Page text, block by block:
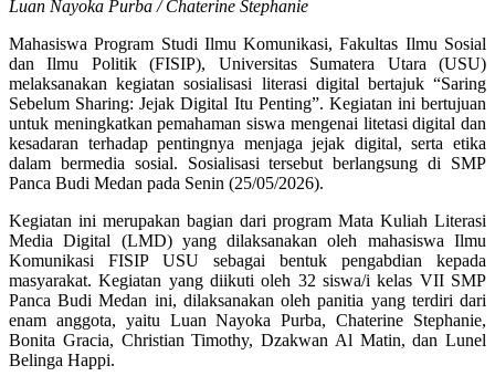
Luan Nayoka Purba / Chaterine Stephanie
Mahasiswa Program Studi Ilmu Komunikasi, Fakultas Ilmu Sosial
dan Ilmu Politik (FISIP), Universitas Sumatera Utara (USU)
melaksanakan kegiatan sosialisasi literasi digital bertajuk “Saring
Sebelum Sharing: Jejak Digital Itu Penting”. Kegiatan ini bertujuan
untuk meningkatkan pemahaman siswa mengenai litetasi digital dan
kesadaran terhadap pentingnya menjaga jejak digital, serta etika
dalam bermedia sosial. Sosialisasi tersebut berlangsung di SMP
Panca Budi Medan pada Senin (25/05/2026).
Kegiatan ini merupakan bagian dari program Mata Kuliah Literasi
Media Digital (LMD) yang dilaksanakan oleh mahasiswa Ilmu
Komunikasi FISIP USU sebagai bentuk pengabdian kepada
masyarakat. Kegiatan yang diikuti oleh 32 siswa/i kelas VII SMP
Panca Budi Medan ini, dilaksanakan oleh panitia yang terdiri dari
enam anggota, yaitu Luan Nayoka Purba, Chaterine Stephanie,
Bonita Gracia, Christian Timothy, Dzakwan Al Matin, dan Lunel
Belinga Happi.